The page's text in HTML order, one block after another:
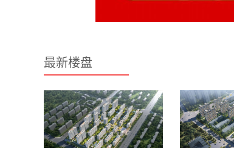
最新楼盘